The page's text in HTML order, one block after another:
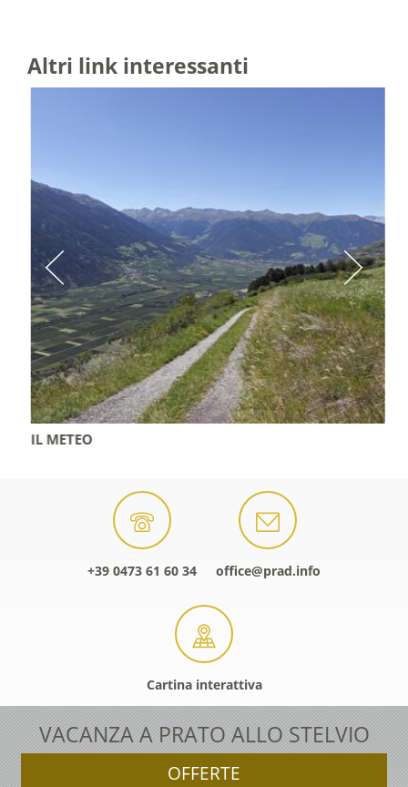
Altri link interessanti
IL METEO
+39 0473 61 60 34 office@prad.info
Cartina interattiva
VACANZA A PRATO ALLO STELVIO
OFFERTE